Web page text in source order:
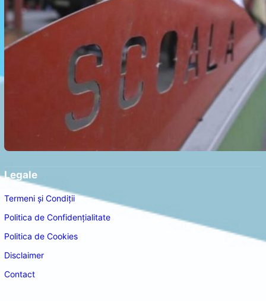
Legale
Termeni și Condiții
Politica de Confidențialitate
Politica de Cookies
Disclaimer
Contact